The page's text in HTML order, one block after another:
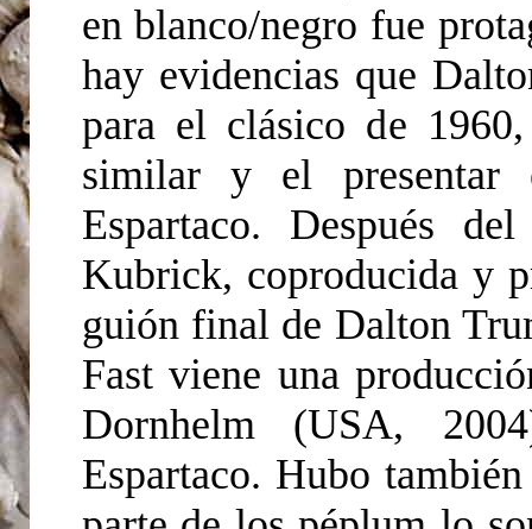
en blanco/negro fue
hay evidencias que
para el clásico de
similar y el presentar
Espartaco. Después
Kubrick, coproducida y
guión final de Dalton
Fast viene una
Dornhelm (USA,
Espartaco. Hubo